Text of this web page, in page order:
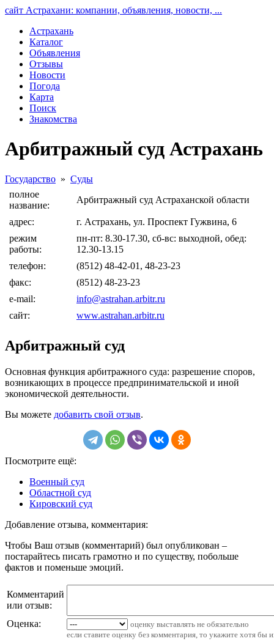
сайт Астрахани: компании, объявления, новости, ...
Астрахань
Каталог
Объявления
Отзывы
Новости
Погода
Карта
Поиск
Знакомства
Арбитражный суд Астрахань
Государство » Суды
полное
название:
Арбитражный суд Астраханской области
адрес:
г. Астрахань, ул. Проспект Гужвина, 6
режим
работы:
пн-пт: 8.30-17.30, сб-вс: выходной, обед:
12.30-13.15
телефон:
(8512) 48-42-01, 48-23-23
факс:
(8512) 48-23-23
e-mail:
info@astrahan.arbitr.ru
сайт:
www.astrahan.arbitr.ru
Арбитражный суд
Основная функция арбитражного суда: разрешение споров,
возникающих в процессе предпринимательской и иной
экономической деятельности.
Вы можете добавить свой отзыв.
Посмотрите ещё:
Военный суд
Областной суд
Кировский суд
Добавление отзыва, комментария:
Чтобы Ваш отзыв (комментарий) был опубликован –
постарайтесь писать грамотно и по существу, побольше
фактов и поменьше эмоций.
Комментарий
или отзыв:
Оценка:
оценку выставлять не обязательно
если ставите оценку без комментария, то укажите хотя бы